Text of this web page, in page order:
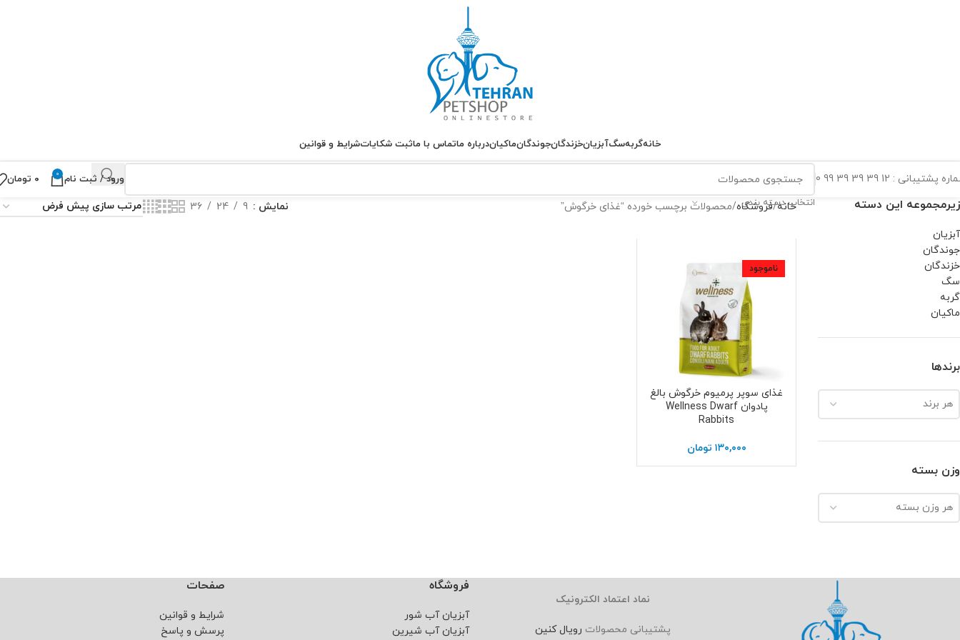
خانهگربهسگآبزیانخزندگانجوندگانماکیاندرباره ماتماس با ماثبت شکایاتشرایط و قوانین
پشتیبانی : 12 39 39 39 99 0
انتخاب دسته بندی
ورود / ثبت نام 0 ۰ تومان
زیرمجموعه این دسته
آبزیان
جوندگان
خزندگان
سگ
گربه
ماکیان
برندها
هر برند
وزن بسته
هر وزن بسته
خانه فروشگاه محصولات برچسب خورده “غذای خرگوش” نمایش 9
24
36
ناموجود
اطلاعات بیشتر
غذای سوپر پرمیوم خرگوش بالغ
پادوان Wellness Dwarf
Rabbits
۱۳۰,۰۰۰ تومان
نماد اعتماد الکترونیک
پشتیبانی محصولات رویال کنین
فروشگاه
آبزیان آب شور
آبزیان آب شیرین
صفحات
شرایط و قوانین
پرسش و پاسخ